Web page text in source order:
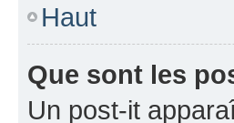
Haut
Que sont les
Un post-it